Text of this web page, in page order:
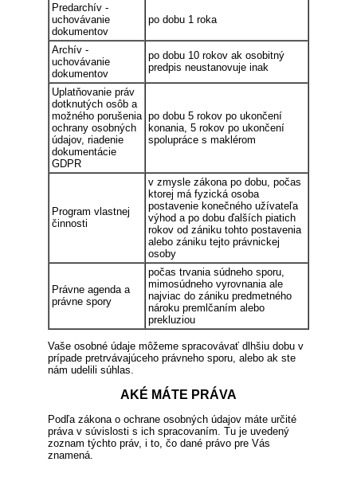
Predarchív -
uchovávanie
dokumentov
po dobu 1 roka
Archív -
uchovávanie
dokumentov
po dobu 10 rokov ak osobitný
predpis neustanovuje inak
Uplatňovanie práv
dotknutých osôb a
možného porušenia
ochrany osobných
údajov, riadenie
dokumentácie
GDPR
po dobu 5 rokov po ukončení
konania, 5 rokov po ukončení
spolupráce s maklérom
Program vlastnej
činnosti
v zmysle zákona po dobu, počas
ktorej má fyzická osoba
postavenie konečného užívateľa
výhod a po dobu ďalších piatich
rokov od zániku tohto postavenia
alebo zániku tejto právnickej
osoby
Právne agenda a
právne spory
počas trvania súdneho sporu,
mimosúdneho vyrovnania ale
najviac do zániku predmetného
nároku premlčaním alebo
prekluziou
Vaše osobné údaje môžeme spracovávať dlhšiu dobu v
prípade pretrvávajúceho právneho sporu, alebo ak ste
nám udelili súhlas.
AKÉ MÁTE PRÁVA
Podľa zákona o ochrane osobných údajov máte určité
práva v súvislosti s ich spracovaním. Tu je uvedený
zoznam týchto práv, i to, čo dané právo pre Vás
znamená.